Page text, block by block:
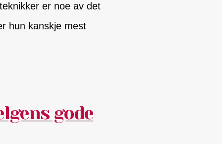
er noe av det
hun kanskje mest
gode